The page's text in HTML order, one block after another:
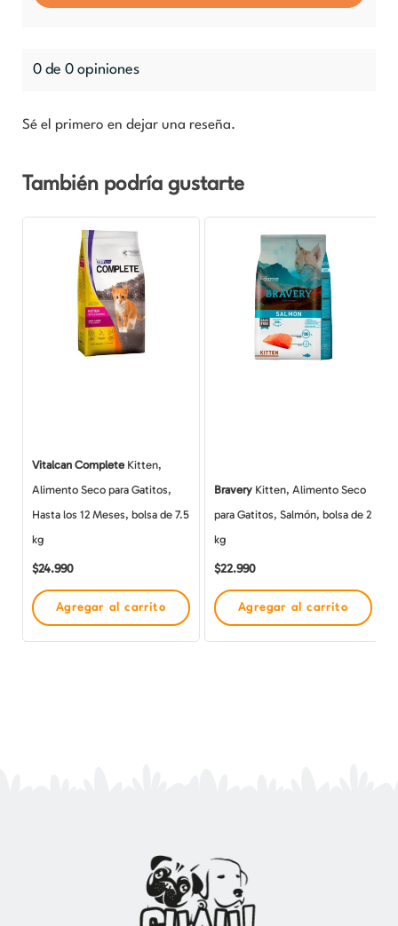
0 de 0 opiniones
Sé el primero en dejar una reseña.
También podría gustarte
Vitalcan CompleteKitten,
Alimento Seco para Gatitos,
Hasta los 12 Meses, bolsa de 7.5
kg
$24.990
Agregar al carrito
Bravery Kitten, Alimento Seco
para Gatitos, Salmón, bolsa de 2
kg
$22.990
Agregar al carrito